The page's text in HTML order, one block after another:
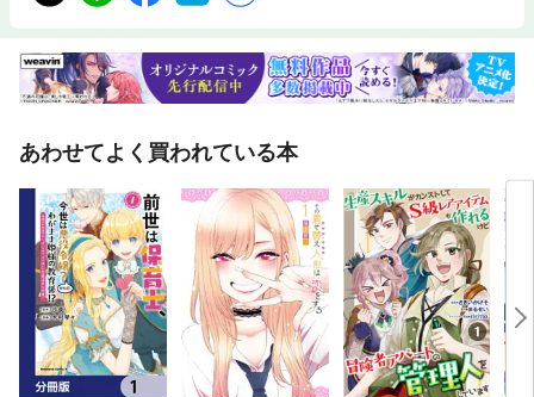
あわせてよく買われている本